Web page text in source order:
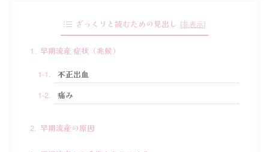
ざっくりと読むための見出し [非表示]
早期流産 症状（兆候）
不正出血
痛み
早期流産の原因